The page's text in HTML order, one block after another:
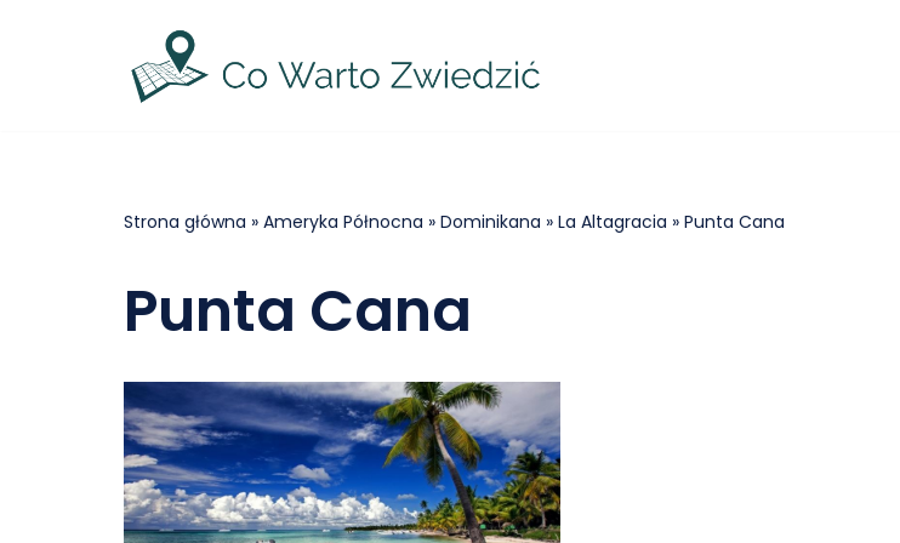
Strona główna » Ameryka Północna » Dominikana » La Altagracia » Punta Cana
Punta Cana